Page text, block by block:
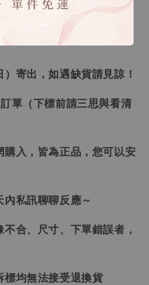
寄出，如遇缺貨請見諒！
單（下標前請三思與看清
入，皆為正品，您可以安
私訊聊聊反應～
合、尺寸、下單錯誤者，
標均無法接受退換貨